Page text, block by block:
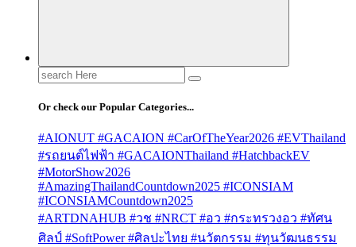
Search
for:
Or check our Popular Categories...
#AIONUT #GACAION #CarOfTheYear2026 #EVThailand
#รถยนต์ไฟฟ้า #GACAIONThailand #HatchbackEV
#MotorShow2026
#AmazingThailandCountdown2025 #ICONSIAM
#ICONSIAMCountdown2025
#ARTDNAHUB #วช #NRCT #อว #กระทรวงอว #ทัศน
ศิลป์ #SoftPower #ศิลปะไทย #นวัตกรรม #ทุนวัฒนธรรม